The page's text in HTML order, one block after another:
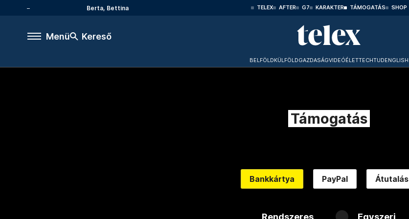
Berta, Bettina TELEX AFTER G7 KARAKTER TÁMOGATÁS SHOP
Menü Kereső
BELFÖLDKÜLFÖLDGAZDASÁGVIDEÓÉLETTECHTUDENGLISH
Támogatás
Bankkártya PayPal Átutalás
Rendszeres Egyszeri